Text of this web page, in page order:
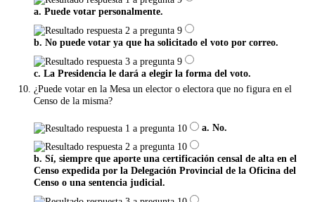
a. Puede votar personalmente.
b. No puede votar ya que ha solicitado el voto por correo.
c. La Presidencia le dará a elegir la forma del voto.
¿Puede votar en la Mesa un elector o electora que no figura en el
Censo de la misma?
a. No.
b. Sí, siempre que aporte una certificación censal de alta en el
Censo expedida por la Delegación Provincial de la Oficina del
Censo o una sentencia judicial.